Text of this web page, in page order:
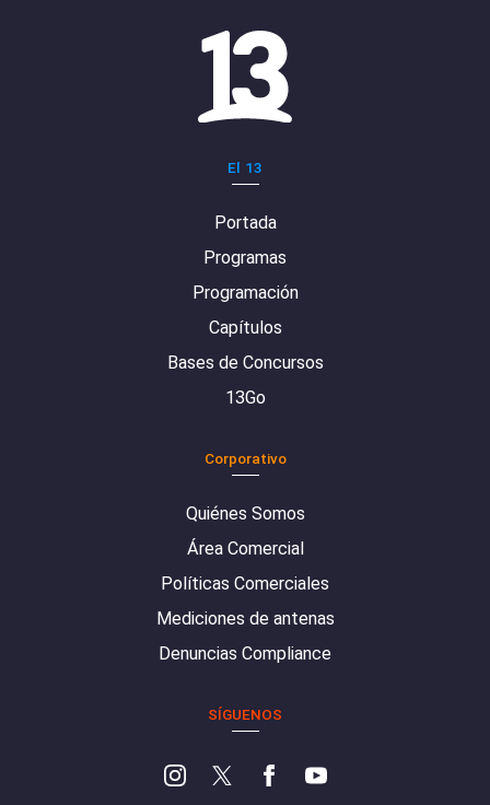
El 13
Portada
Programas
Programación
Capítulos
Bases de Concursos
13Go
Corporativo
Quiénes Somos
Área Comercial
Políticas Comerciales
Mediciones de antenas
Denuncias Compliance
SÍGUENOS